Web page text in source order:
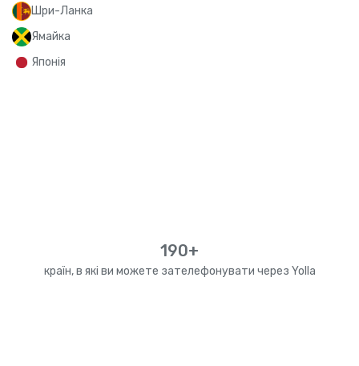
Шри-Ланка
Ямайка
Японія
190+
країн, в які ви можете зателефонувати через Yolla